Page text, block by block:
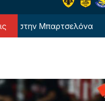
Μπαρτσελόνα